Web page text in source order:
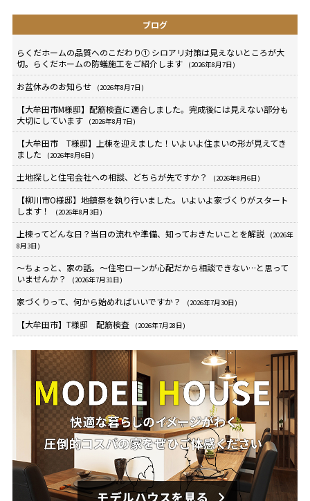
ブログ
らくだホームの品質へのこだわり① シロアリ対策は見えないところが大
切。らくだホームの防蟻施工をご紹介します
(2026年8月7日)
お盆休みのお知らせ (2026年8月7日)
【大牟田市M様邸】配筋検査に適合しました。完成後には見えない部分も
大切にしています
(2026年8月7日)
【大牟田市 T様邸】上棟を迎えました！いよいよ住まいの形が見えてき
ました
(2026年8月6日)
土地探しと住宅会社への相談、どちらが先ですか？ (2026年8月6日)
【柳川市O様邸】地鎮祭を執り行いました。いよいよ家づくりがスタート
します！
(2026年8月3日)
上棟ってどんな日？当日の流れや準備、知っておきたいことを解説
(2026年
8月3日)
～ちょっと、家の話。～住宅ローンが心配だから相談できない…と思って
いませんか？
(2026年7月31日)
家づくりって、何から始めればいいですか？ (2026年7月30日)
【大牟田市】T様邸 配筋検査 (2026年7月28日)